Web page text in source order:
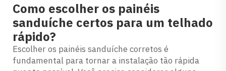
Como escolher os painéis
sanduíche certos para um telhado
rápido?
Escolher os painéis sanduíche corretos é
fundamental para tornar a instalação tão rápida